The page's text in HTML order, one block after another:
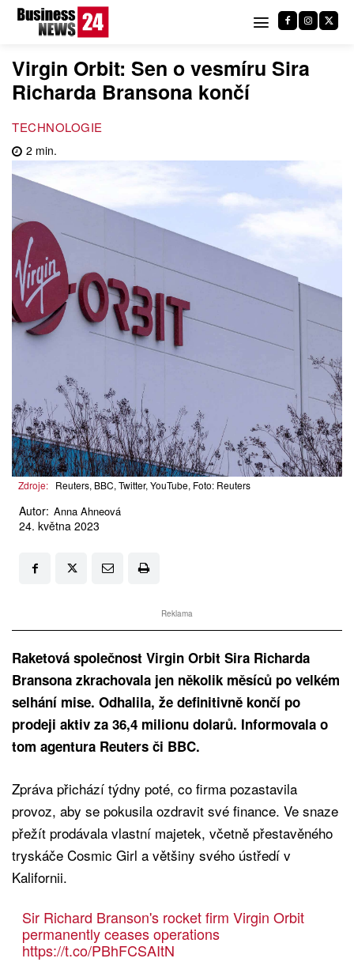
Virgin Orbit: Sen o vesmíru Sira
Richarda Bransona končí
TECHNOLOGIE
2 min.
Zdroje: Reuters, BBC, Twitter, YouTube, Foto: Reuters
Autor: Anna Ahneová
24. května 2023
Reklama
Raketová společnost Virgin Orbit Sira Richarda
Bransona zkrachovala jen několik měsíců po velkém
selhání mise. Odhalila, že definitivně končí po
prodeji aktiv za 36,4 milionu dolarů. Informovala o
tom agentura Reuters či BBC.
Zpráva přichází týdny poté, co firma pozastavila
provoz, aby se pokusila ozdravit své finance. Ve snaze
přežít prodávala vlastní majetek, včetně přestavěného
tryskáče Cosmic Girl a většiny svého ústředí v
Kalifornii.
Sir Richard Branson's rocket firm Virgin Orbit
permanently ceases operations
https://t.co/PBhFCSAItN